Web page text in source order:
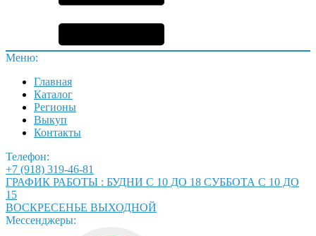
Меню:
Главная
Каталог
Регионы
Выкуп
Контакты
Телефон:
+7 (918) 319-46-81
ГРАФИК РАБОТЫ : БУДНИ С 10 ДО 18 СУББОТА С 10 ДО
15
ВОСКРЕСЕНЬЕ ВЫХОДНОЙ
Мессенджеры: